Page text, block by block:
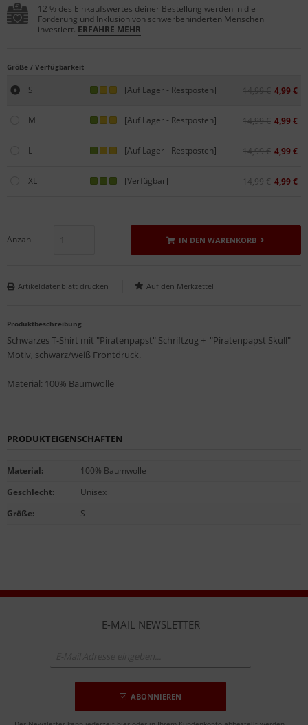
12 % des Einkaufswertes deiner Bestellung werden in die
Förderung und Inklusion von schwerbehinderten Menschen
investiert. ERFAHRE MEHR
Größe / Verfügbarkeit
S [Auf Lager - Restposten] 14,99 € 4,99 €
M [Auf Lager - Restposten] 14,99 € 4,99 €
L [Auf Lager - Restposten] 14,99 € 4,99 €
XL [Verfügbar] 14,99 € 4,99 €
Anzahl IN DEN WARENKORB
Artikeldatenblatt drucken
Produktbeschreibung
Schwarzes T-Shirt mit "Piratenpapst" Schriftzug + "Piratenpapst Skull"
Motiv, schwarz/weiß Frontdruck.
Material: 100% Baumwolle
PRODUKTEIGENSCHAFTEN
Material:
100% Baumwolle
Geschlecht:
Unisex
Größe: S
E-MAIL NEWSLETTER
ABONNIEREN